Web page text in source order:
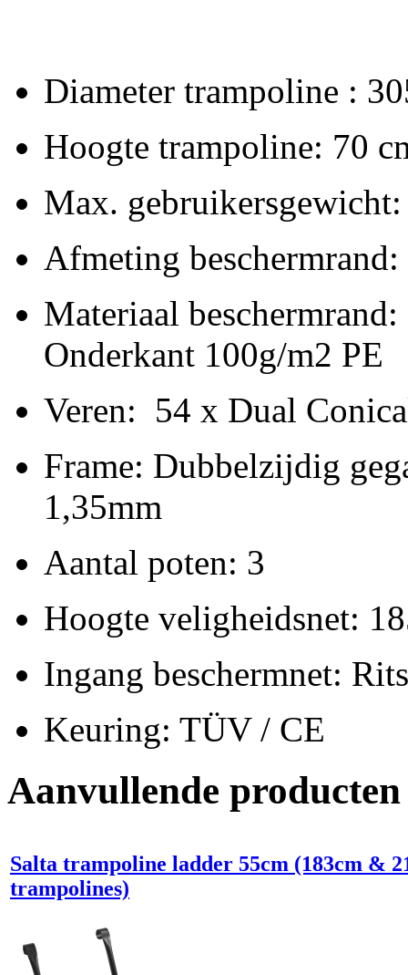
Diameter trampoline :
Hoogte trampoline: 70
Max.
Afmeting
Materiaal
Onderkant 100g/m2 PE
Veren: 54 x Dual
Frame: Dubbelzijdig
1,35mm
Aantal poten: 3
Hoogte veligheidsnet:
Ingang beschermnet:
Keuring: TÜV / CE
Aanvullende producten
Salta trampoline ladder 55cm (183cm &
trampolines)